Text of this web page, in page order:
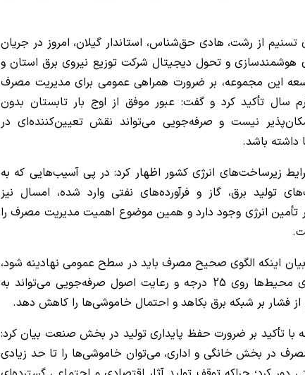
تسنیم از رشت، هادی حق‌شناس، استاندار گیلان، امروز در جریان
هوشمندسازی و تحول دیجیتال شرکت توزیع نیروی برق استان و
این مجموعه، بر ضرورت همراهی عمومی برای مدیریت مصرف
سال تأکید کرد و گفت: عبور موفق از اوج بار تابستان بدون
نیست و صرفه‌جویی می‌تواند نقش تعیین‌کننده‌ای در
باشد.
زیرساخت‌های انرژی کشور اظهار کرد: در پی آسیب‌هایی که به
تولید برق، گاز و فرآورده‌های نفتی وارد شده، امسال نیز
انرژی وجود دارد و همین موضوع اهمیت مدیریت مصرف را
بیان اینکه الگوی صحیح مصرف باید در سطح عمومی نهادینه شود،
افزود: تنظیم دمای محیط‌ها روی 25 درجه و رعایت اصول صرفه‌جویی می‌تواند به
فشار بر شبکه برق بکاهد و احتمال خاموشی‌ها را کاهش دهد.
با تأکید بر ضرورت حفظ پایداری تولید در بخش صنعت بیان کرد:
در بخش خانگی و اداری، می‌توان خاموشی‌ها را تا حد زیادی